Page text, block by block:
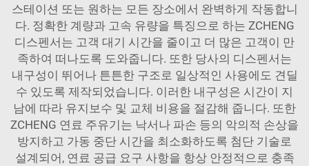
스테이션 또는 원하는 모든 장소에서 완벽하게 작동합니
다. 정확한 계량과 고속 유량을 특징으로 하는 ZCHENG
디스펜서는 고객 대기 시간을 줄이고 더 많은 고객이 만
족하여 떠나도록 도와줍니다. 또한 당사의 디스펜서는
내구성이 뛰어나 튼튼한 구조로 일상적인 사용에도 견딜
수 있도록 제작되었습니다. 이러한 내구성은 시간이 지
남에 따라 유지보수 및 교체 비용을 절감해 줍니다. 또한
ZCHENG 연료 주유기는 낙서나 파손 등의 악의적 손상을
방지하고 가동 중단 시간을 최소화하도록 첨단 기술로
설계되어, 연료 공급 요구 사항을 항상 안정적으로 충족